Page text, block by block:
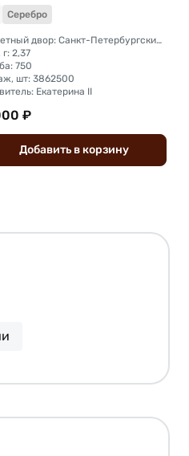
Серебро
Монетный двор: Санкт-Петербургский монетный двор
г: 2,37
750
шт: 3862500
Екатерина II
₽
Добавить вкорзину